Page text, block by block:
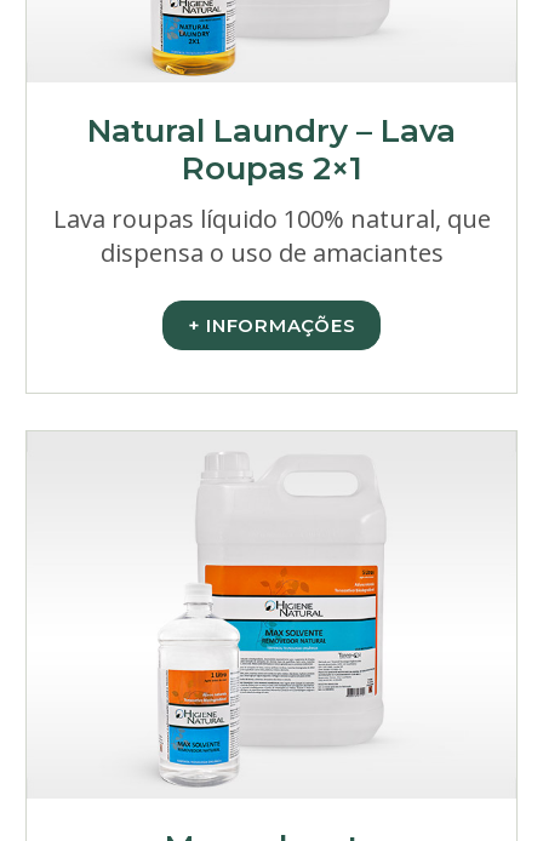
Natural Laundry – Lava
Roupas 2×1
Lava roupas líquido 100% natural, que
dispensa o uso de amaciantes
+ INFORMAÇÕES